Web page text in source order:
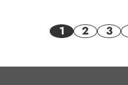
1 2 3